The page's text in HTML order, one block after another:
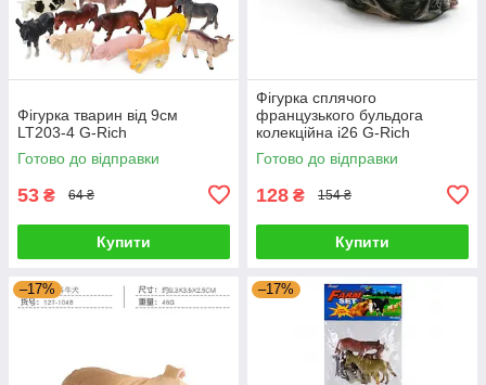
Фігурка тварин від 9см
LT203-4 G-Rich
Готово до відправки
53 ₴ 64 ₴
Купити
Фігурка сплячого
французького бульдога
колекційна i26 G-Rich
Готово до відправки
128 ₴ 154 ₴
Купити
–17% –17%